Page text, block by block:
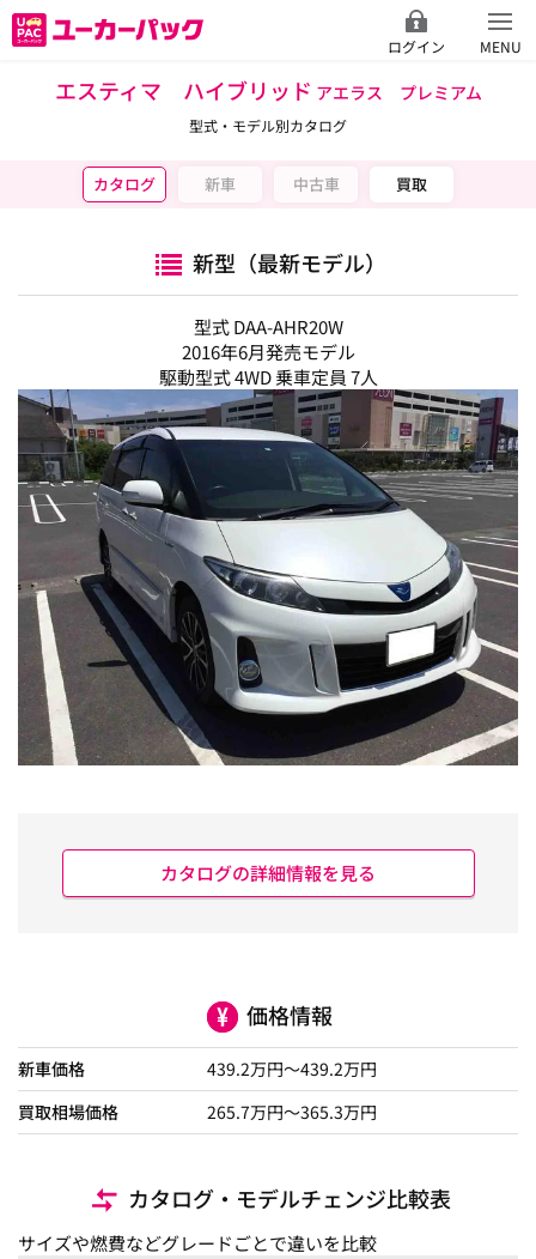
ログイン MENU
エスティマ ハイブリッド アエラス プレミアム
型式・モデル別カタログ
カタログ 新車 中古車 買取
新型（最新モデル）
型式 DAA-AHR20W
2016年6月発売モデル
駆動型式 4WD 乗車定員 7人
カタログの詳細情報を見る
価格情報
新車価格 439.2万円～439.2万円
買取相場価格
265.7万円〜365.3万円
カタログ・モデルチェンジ比較表
サイズや燃費などグレードごとで違いを比較